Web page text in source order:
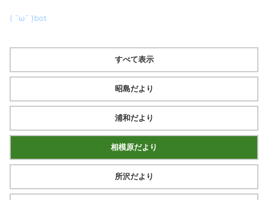
( ˘ω˘ )bot
すべて表示
昭島だより
浦和だより
相模原だより
所沢だより